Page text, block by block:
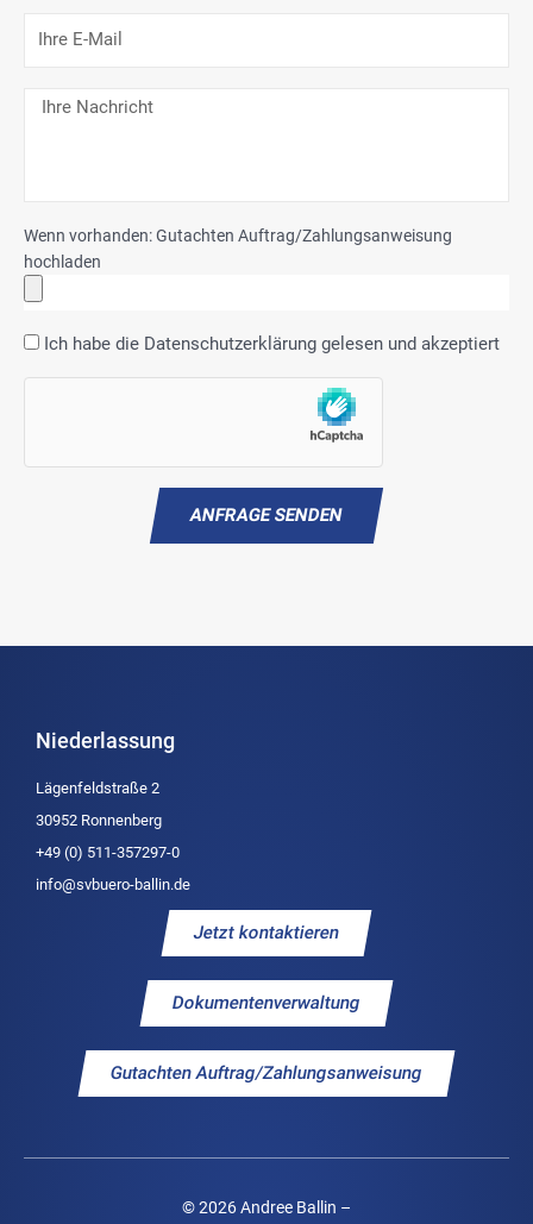
Wenn vorhanden: Gutachten Auftrag/Zahlungsanweisung
hochladen
Ich habe die Datenschutzerklärung gelesen und akzeptiert
ANFRAGE SENDEN
Niederlassung
Lägenfeldstraße 2
30952 Ronnenberg
+49 (0) 511-357297-0
info@svbuero-ballin.de
Jetzt kontaktieren
Dokumentenverwaltung
Gutachten Auftrag/Zahlungsanweisung
© 2026 Andree Ballin –